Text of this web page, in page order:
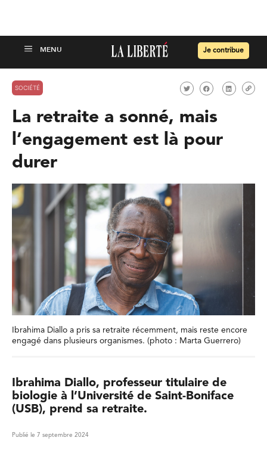
Je contribue
SOCIÉTÉ
La retraite a sonné, mais
l’engagement est là pour
durer
Ibrahima Diallo a pris sa retraite récemment, mais reste encore
engagé dans plusieurs organismes. (photo : Marta Guerrero)
Ibrahima Diallo, professeur titulaire de
biologie à l’Université de Saint-Boniface
(USB), prend sa retraite.
Publié le 7 septembre 2024